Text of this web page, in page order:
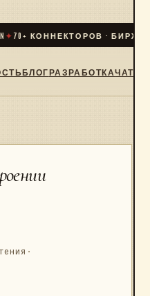
+ КОННЕКТОРОВ · БИРЖИ ·
БЛОГРАЗРАБОТКАЧАТ
·